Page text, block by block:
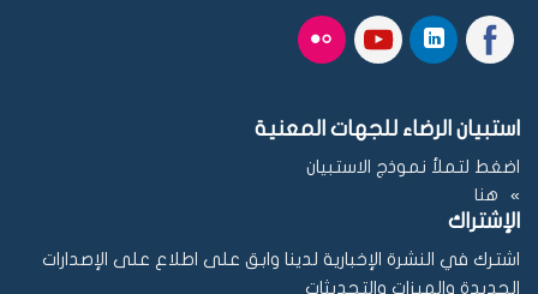
استبيان الرضاء للجهات المعنية
اضغط لتملأ نموذج الاستبيان
هنا
الإشتراك
اشترك في النشرة الإخبارية لدينا وابق على اطلاع على الإصدارات
الجديدة والميزات والتحديثات